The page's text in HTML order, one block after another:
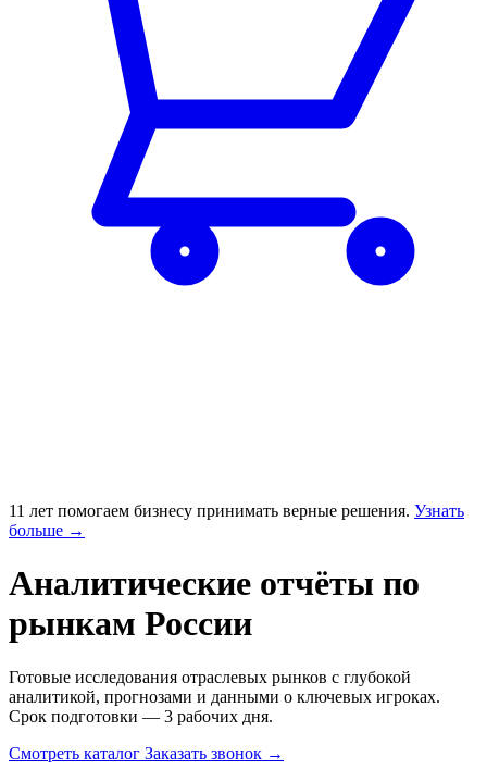
11 лет помогаем бизнесу принимать верные решения. Узнать
больше →
Аналитические отчёты по
рынкам России
Готовые исследования отраслевых рынков с глубокой
аналитикой, прогнозами и данными о ключевых игроках.
Срок подготовки — 3 рабочих дня.
Смотреть каталог Заказать звонок →